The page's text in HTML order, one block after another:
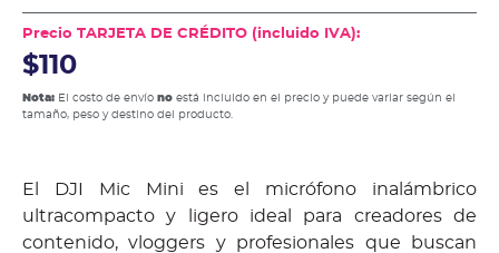
Precio TARJETA DE CRÉDITO (incluido IVA):
$110
Nota: El costo de envío no está incluido en el precio y puede variar según el
tamaño, peso y destino del producto.
El DJI Mic Mini es el micrófono inalámbrico
ultracompacto y ligero ideal para creadores de
contenido, vloggers y profesionales que buscan